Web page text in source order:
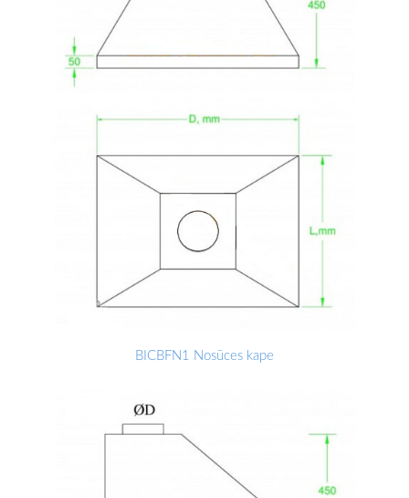
BICBFN1 Nosūces kape